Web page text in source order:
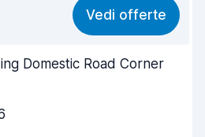
8,2
Vedi offerte
Domestic Road Corner